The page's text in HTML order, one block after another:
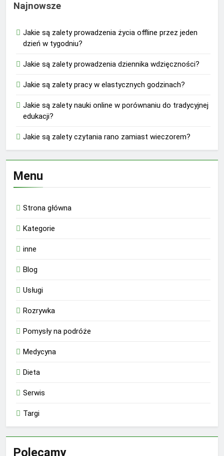
Najnowsze
Jakie są zalety prowadzenia życia offline przez jeden
dzień w tygodniu?
Jakie są zalety prowadzenia dziennika wdzięczności?
Jakie są zalety pracy w elastycznych godzinach?
Jakie są zalety nauki online w porównaniu do tradycyjnej
edukacji?
Jakie są zalety czytania rano zamiast wieczorem?
Menu
Strona główna
Kategorie
inne
Blog
Usługi
Rozrywka
Pomysły na podróże
Medycyna
Dieta
Serwis
Targi
Polecamy